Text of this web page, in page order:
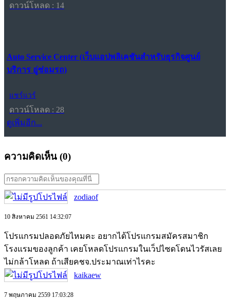
ดาวน์โหลด : 14
Auto Service Center (เว็บแอปพลิเคชันสำหรับธุรกิจศูนย์
บริการ อู่ซ่อมรถ)
แชร์แวร์
ดาวน์โหลด : 28
ดูเพิ่มอีก...
ความคิดเห็น (0)
zodiaof
10 สิงหาคม 2561 14:32:07
โปรแกรมปลอดภัยไหมคะ อยากได้โปรแกรมสมัครสมาชิก
โรงแรมของลูกค้า เคยโหลดโปรแกรมในเว็ปไซดโดนไวรัสเลย
ไม่กล้าโหลด ถ้าเสียคชจ.ประมาณเท่าไรคะ
kaikaew
7 พฤษภาคม 2559 17:03:28